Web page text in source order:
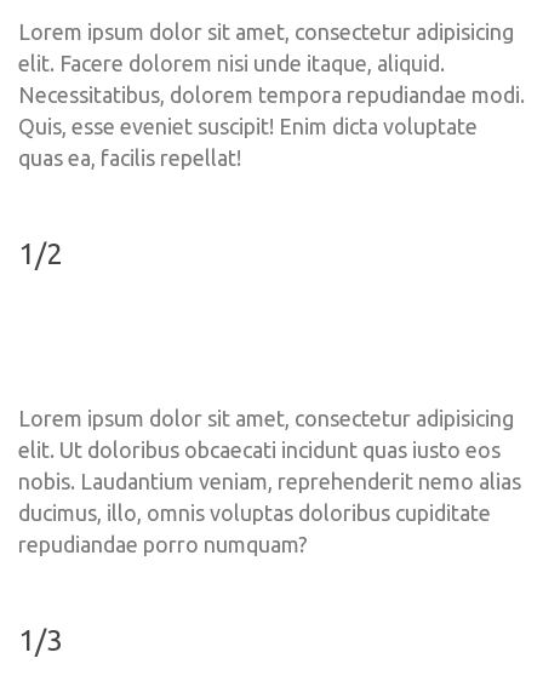
Lorem ipsum dolor sit amet, consectetur adipisicing
elit. Facere dolorem nisi unde itaque, aliquid.
Necessitatibus, dolorem tempora repudiandae modi.
Quis, esse eveniet suscipit! Enim dicta voluptate
quas ea, facilis repellat!
1/2
Lorem ipsum dolor sit amet, consectetur adipisicing
elit. Ut doloribus obcaecati incidunt quas iusto eos
nobis. Laudantium veniam, reprehenderit nemo alias
ducimus, illo, omnis voluptas doloribus cupiditate
repudiandae porro numquam?
1/3